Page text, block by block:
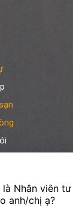
dựng
24/7
Nhân viên
anh/chị ạ?